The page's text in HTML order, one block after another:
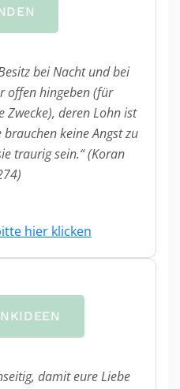
bei Nacht und bei
offen hingeben (für
Zwecke), deren Lohn ist
keine Angst zu
traurig sein.“ (Koran
hier klicken
damit eure Liebe